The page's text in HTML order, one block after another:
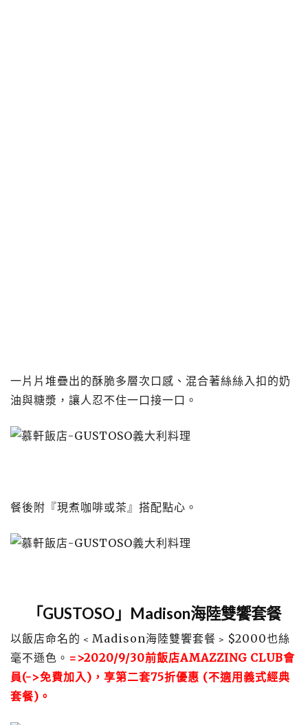
一片片堆疊出的酥脆多層次口感、混合著絲絲入扣的奶
油與糖漿，讓人忍不住一口接一口。
餐後附『現煮咖啡或茶』搭配點心。
「GUSTOSO」Madison海陸雙饗套餐
以飯店命名的﹤Madison海陸雙饗套餐﹥$2000也絲
毫不遜色。 =>2020/9/30前飯店AMAZZING CLUB會
員(->免費加入)，享第二套75折優惠 (不適用義式經典
套餐)。